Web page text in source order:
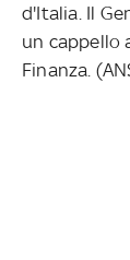
d'Italia. Il
un cappello
Finanza.